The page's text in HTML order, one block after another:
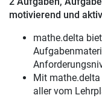
motivierend und
mathe.delta
Mit
aller vom